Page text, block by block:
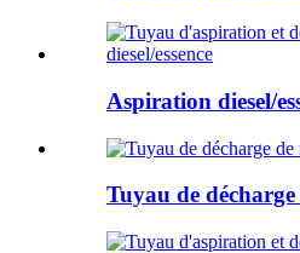
Aspiration diesel/
Tuyau de